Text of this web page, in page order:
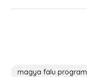
magya falu program